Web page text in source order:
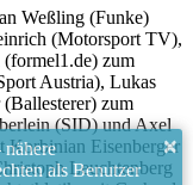
Weßling (Funke)
(Motorsport TV),
zum
Austria), Lukas
zum
(SID) und Axel
Korbinian Eisenberger
Leuchtenberg
×
als Benutzer